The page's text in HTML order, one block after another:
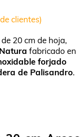
clientes)
de 20 cm de hoja,
Natura fabricado en
forjado
de Palisandro.